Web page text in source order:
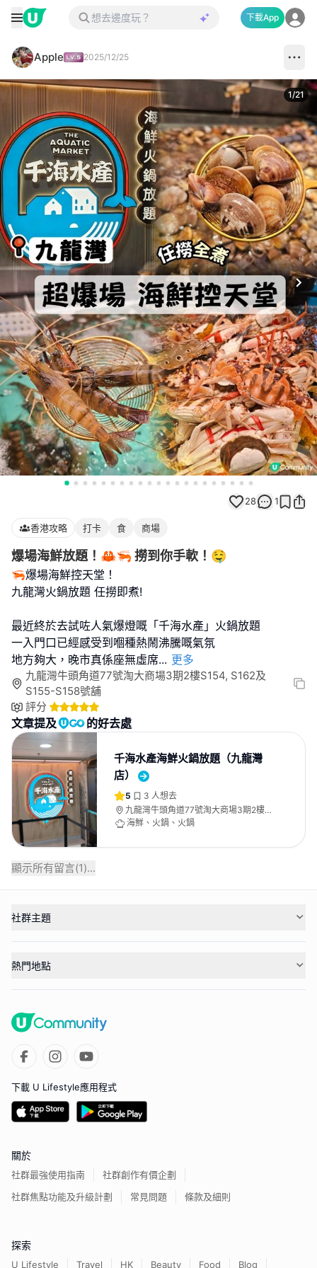
下載App
Apple 2025/12/25
1/21
28 1
香港攻略 打卡 食 商場
爆場海鮮放題！🦀🦐 撈到你手軟！🤤
🦐爆場海鮮控天堂！
九龍灣火鍋放題 任撈即煮!
最近終於去試咗人氣爆燈嘅「千海水產」火鍋放題
一入門口已經感受到嗰種熱鬧沸騰嘅氣氛
地方夠大，晚市真係座無虛席... 更多
九龍灣牛頭角道77號淘大商場3期2樓S154, S162及
S155-S158號舖
評分
文章提及 的好去處
千海水產海鮮火鍋放題（九龍灣
店）
5 3 人想去
九龍灣牛頭角道77號淘大商場3期2樓
S154, S162及S155-S158號舖
海鮮、火鍋、火鍋
顯示所有留言(1)...
社群主題
熱門地點
下載 U Lifestyle應用程式
關於
社群最強使用指南
社群創作有價企劃
社群焦點功能及升級計劃
常見問題 條款及細則
探索
U Lifestyle Travel HK Beauty Food Blog